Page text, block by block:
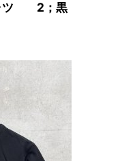
ャツ 2；黒